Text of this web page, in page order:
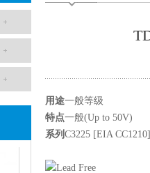
用途一般等级
特点一般(Up to 50V)
系列 C3225 [EIA CC1210]